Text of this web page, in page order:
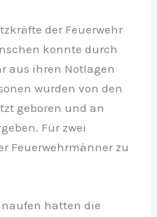
der Feuerwehr
konnte durch
aus ihren Notlagen
wurden von den
geboren und an
Für zwei
Feuerwehrmänner zu
hatten die